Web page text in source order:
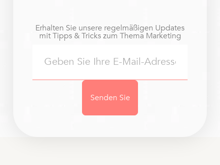
Erhalten Sie unsere regelmäßigen Updates
mit Tipps & Tricks zum Thema Marketing
Senden Sie